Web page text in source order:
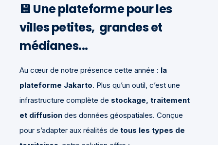
💾 Une plateforme pour les
villes petites, grandes et
médianes...
Au cœur de notre présence cette année : la
plateforme Jakarto. Plus qu’un outil, c’est une
infrastructure complète de stockage, traitement
et diffusion des données géospatiales. Conçue
pour s’adapter aux réalités de tous les types de